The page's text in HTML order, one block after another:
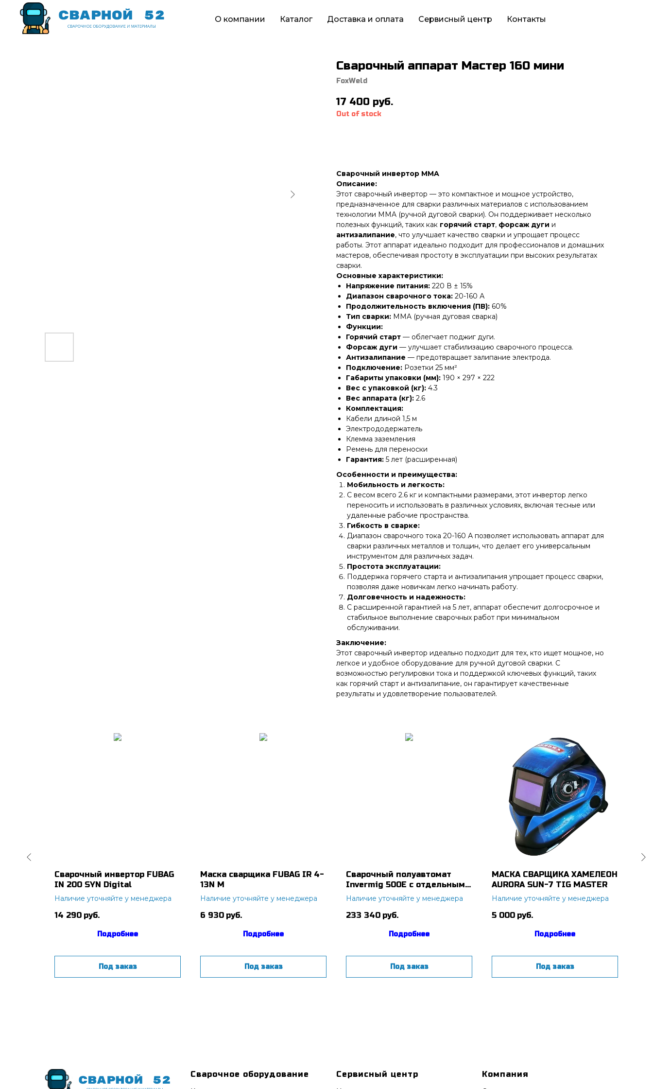
О компании Каталог Доставка и оплата Сервисный центр Контакты
Cварочный аппарат Мастер 160 мини
FoxWeld
17 400 руб.
Out of stock
Сварочный инвертор MMA
Описание:
Этот сварочный инвертор — это компактное и мощное устройство,
предназначенное для сварки различных материалов с использованием
технологии MMA (ручной дуговой сварки). Он поддерживает несколько
полезных функций, таких как горячий старт, форсаж дуги и
антизалипание, что улучшает качество сварки и упрощает процесс
работы. Этот аппарат идеально подходит для профессионалов и домашних
мастеров, обеспечивая простоту в эксплуатации при высоких результатах
сварки.
Основные характеристики:
Напряжение питания: 220 В ± 15%
Диапазон сварочного тока: 20-160 А
Продолжительность включения (ПВ): 60%
Тип сварки: MMA (ручная дуговая сварка)
Функции:
Горячий старт — облегчает поджиг дуги.
Форсаж дуги — улучшает стабилизацию сварочного процесса.
Антизалипание — предотвращает залипание электрода.
Подключение: Розетки 25 мм²
Габариты упаковки (мм): 190 × 297 × 222
Вес с упаковкой (кг): 4.3
Вес аппарата (кг): 2.6
Комплектация:
Кабели длиной 1,5 м
Электрододержатель
Клемма заземления
Ремень для переноски
Гарантия: 5 лет (расширенная)
Особенности и преимущества:
Мобильность и легкость:
С весом всего 2.6 кг и компактными размерами, этот инвертор легко
переносить и использовать в различных условиях, включая тесные или
удаленные рабочие пространства.
Гибкость в сварке:
Диапазон сварочного тока 20-160 А позволяет использовать аппарат для
сварки различных металлов и толщин, что делает его универсальным
инструментом для различных задач.
Простота эксплуатации:
Поддержка горячего старта и антизалипания упрощает процесс сварки,
позволяя даже новичкам легко начинать работу.
Долговечность и надежность:
С расширенной гарантией на 5 лет, аппарат обеспечит долгосрочное и
стабильное выполнение сварочных работ при минимальном
обслуживании.
Заключение:
Этот сварочный инвертор идеально подходит для тех, кто ищет мощное, но
легкое и удобное оборудование для ручной дуговой сварки. С
возможностью регулировки тока и поддержкой ключевых функций, таких
как горячий старт и антизалипание, он гарантирует качественные
результаты и удовлетворение пользователей.
Сварочный инвертор FUBAG
IN 200 SYN Digital
Наличие уточняйте у менеджера
14 290 руб.
Подробнее
Под заказ
Маска сварщика FUBAG IR 4-
13N M
Наличие уточняйте у менеджера
6 930 руб.
Подробнее
Под заказ
Сварочный полуавтомат
Invermig 500E с отдельным
МП (с комплектом кабелей,
пр-во FoxWeld/КНР)
Наличие уточняйте у менеджера
233 340 руб.
Подробнее
Под заказ
МАСКА СВАРЩИКА ХАМЕЛЕОН
AURORA SUN-7 TIG MASTER
Наличие уточняйте у менеджера
5 000 руб.
Подробнее
Под заказ
Сварочное оборудование Сервисный центр Компания